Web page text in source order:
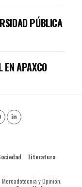
PÚBLICA
EN APAXCO
Literatura
y Opinión,